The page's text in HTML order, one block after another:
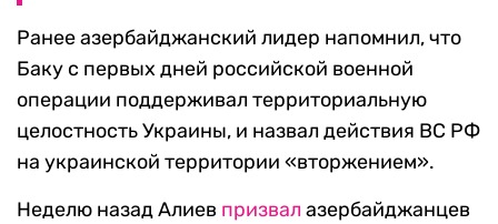
Ранее азербайджанский лидер напомнил, что
Баку с первых дней российской военной
операции поддерживал территориальную
целостность Украины, и назвал действия ВС РФ
на украинской территории «вторжением».
Неделю назад Алиев призвал азербайджанцев